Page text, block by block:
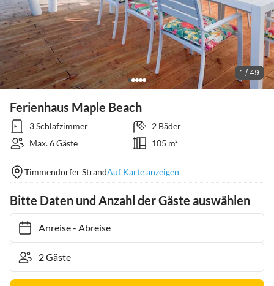
1 / 49
Ferienhaus Maple Beach
3 Schlafzimmer
2 Bäder
Max. 6 Gäste
105 m²
Timmendorfer StrandAuf Karte anzeigen
Bitte Daten und Anzahl der Gäste auswählen
Anreise- Abreise